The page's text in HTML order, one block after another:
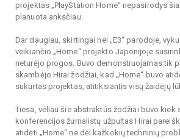
projektas „PlayStation Home“ nepasirodys
planuota anksčiau.
Dar daugiau, skirtingai nei „E3“ parodoje,
veikiančio „Home“ projekto Japonijoje
neturėjo progos. Buvo demonstruojamas tik
skambėjo Hirai žodžiai, kad „Home“ buvo
sukurtas projektas, atitiksiantis visų žaidėjų
Tiesa, vėliau šie abstraktūs žodžiai buvo kiek
konferencijos žurnalistų užpultas Hirai
atidėti „Home“ ne dėl kažkokių techninių